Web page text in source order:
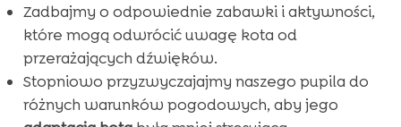
Zadbajmy o odpowiednie zabawki i aktywności,
które mogą odwrócić uwagę kota od
przerażających dźwięków.
Stopniowo przyzwyczajajmy naszego pupila do
różnych warunków pogodowych, aby jego